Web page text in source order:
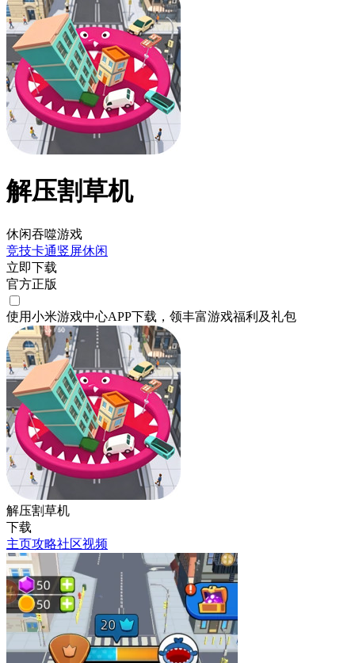
解压割草机
休闲吞噬游戏
竞技卡通竖屏休闲
立即下载
官方正版
使用小米游戏中心APP下载 ，领丰富游戏福利 及礼包
解压割草机
下载
主页攻略社区视频